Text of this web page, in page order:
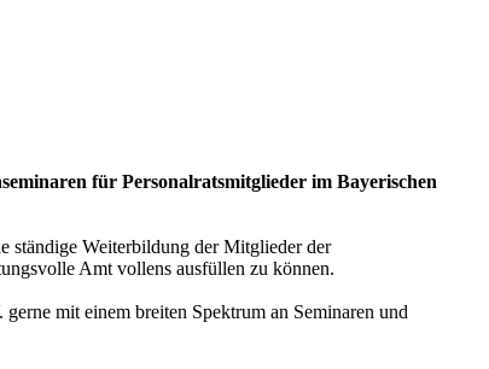
für Personalratsmitglieder im Bayerischen
ständige Weiterbildung der Mitglieder der
Amt vollens ausfüllen zu können.
mit einem breiten Spektrum an Seminaren und